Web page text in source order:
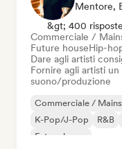
Mentore,
&gt; 400
Commerciale /
Future houseHip-
Dare agli artisti
Fornire agli artisti
suono/produzione
Commerciale /
K-Pop/J-Pop
R&B
Future house